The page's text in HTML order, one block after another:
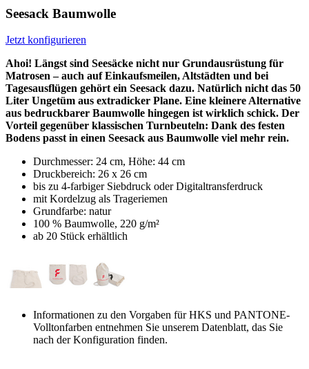
Seesack Baumwolle
Jetzt konfigurieren
Ahoi! Längst sind Seesäcke nicht nur Grundausrüstung für
Matrosen – auch auf Einkaufsmeilen, Altstädten und bei
Tagesausflügen gehört ein Seesack dazu. Natürlich nicht das 50
Liter Ungetüm aus extradicker Plane. Eine kleinere Alternative
aus bedruckbarer Baumwolle hingegen ist wirklich schick. Der
Vorteil gegenüber klassischen Turnbeuteln: Dank des festen
Bodens passt in einen Seesack aus Baumwolle viel mehr rein.
Durchmesser: 24 cm, Höhe: 44 cm
Druckbereich: 26 x 26 cm
bis zu 4-farbiger Siebdruck oder Digitaltransferdruck
mit Kordelzug als Trageriemen
Grundfarbe: natur
100 % Baumwolle, 220 g/m²
ab 20 Stück erhältlich
Informationen zu den Vorgaben für HKS und PANTONE-
Volltonfarben entnehmen Sie unserem Datenblatt, das Sie
nach der Konfiguration finden.